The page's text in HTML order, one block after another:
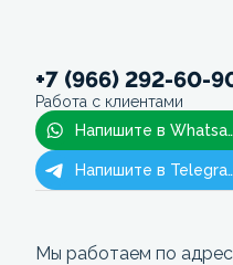
+7 (966) 292-60-
Работа с клиентами
Напишите в Whatsapp
Напишите в Telegram
Мы работаем по